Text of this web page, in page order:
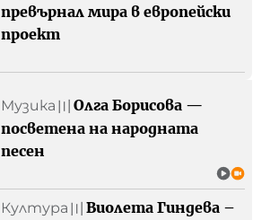
превърнал мира в европейски
проект
Музика 〣 Олга Борисова —
посветена на народната
песен
Култура 〣 Виолета Гиндева –